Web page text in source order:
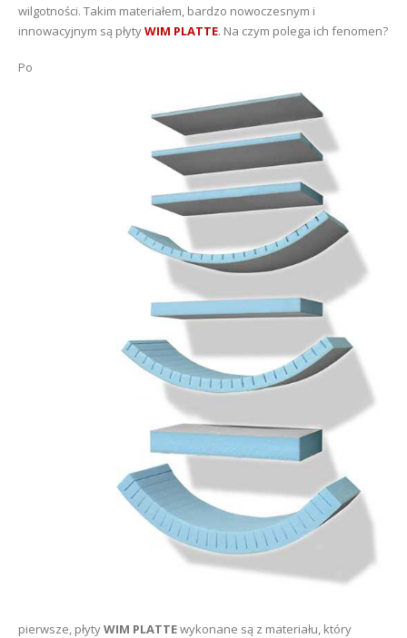
wilgotności. Takim materiałem, bardzo nowoczesnym i
innowacyjnym są płytyWIM PLATTE. Na czym polega ich fenomen?
Po
pierwsze, płytyWIM PLATTEwykonane są z materiału, który